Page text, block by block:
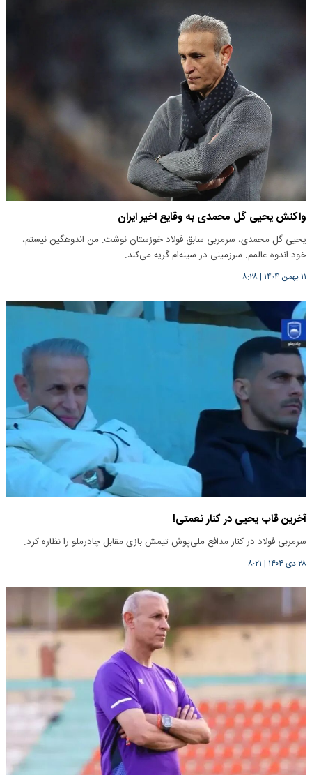
واکنش یحیی گل محمدی به وقایع اخیر ایران
یحیی گل محمدی، سرمربی سابق فولاد خوزستان نوشت: من اندوهگین نیستم،
خود اندوه عالمم. سرزمینی در سینه‌ام گریه می‌کند.
۱۱ بهمن ۱۴۰۴ |۸:۲۸
آخرین قاب یحیی در کنار نعمتی!
سرمربی فولاد در کنار مدافع ملی‌پوش تیمش بازی مقابل چادرملو را نظاره کرد.
۲۸ دی ۱۴۰۴ | ۸:۲۱